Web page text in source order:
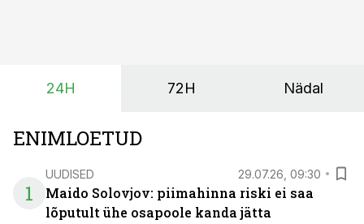
põllumajandusettevõtete jaoks üheks olulisemaks
24H 72H Nädal
ENIMLOETUD
1
UUDISED 29.07.26, 09:30
Maido Solovjov: piimahinna riski ei saa
lõputult ühe osapoole kanda jätta